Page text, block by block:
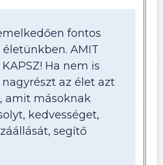
fontos
AMIT
Ha nem is
az élet azt
amit másoknak
kedvességet,
segítő